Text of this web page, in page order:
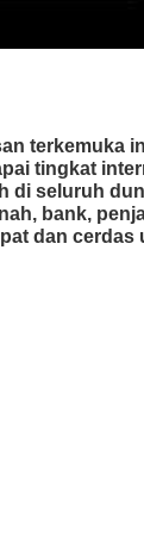
terkemuka
tingkat
di seluruh
bank,
dan